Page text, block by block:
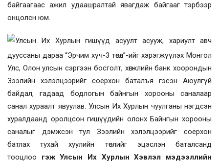
байгаагаас ажил удаашралтай явагдаж байгааг тэрбээр
онцолсн юм.
Улсын Их Хурлын гишүүд асуулт асууж, хариулт авч
дууссаны дараа“Эрчим хүч-3 төсөл”-ийг хэрэгжүүлэх Монгол
Улс, Олон улсын сэргээн босголт, хөгжлийн банк хоорондын
Зээлийн хэлэлцээрийг соёрхон баталъя гэсэн Аюулгүй
байдал, гадаад бодлогын байнгын хорооны саналаар
санал хураалт явуулав. Улсын Их Хурлын чуулганы нэгдсэн
хуралдаанд оролцсон гишүүдийн олонх Байнгын хорооны
саналыг дэмжсэн тул Зээлийн хэлэлцээрийг соёрхон
батлах тухай хуулийн төслийг эцэслэн баталсанд
тооцлоо гэж Улсын Их Хурлын Хэвлэл мэдээллийн